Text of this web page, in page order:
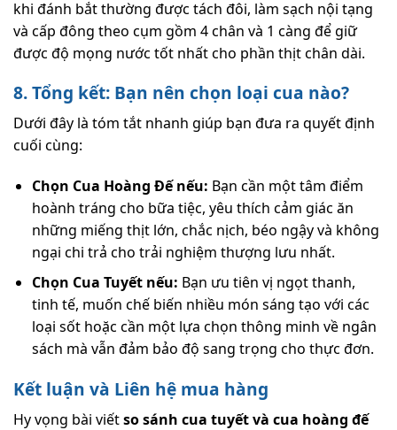
khi đánh bắt thường được tách đôi, làm sạch nội tạng
và cấp đông theo cụm gồm 4 chân và 1 càng để giữ
được độ mọng nước tốt nhất cho phần thịt chân dài.
8. Tổng kết: Bạn nên chọn loại cua nào?
Dưới đây là tóm tắt nhanh giúp bạn đưa ra quyết định
cuối cùng:
Chọn Cua Hoàng Đế nếu: Bạn cần một tâm điểm
hoành tráng cho bữa tiệc, yêu thích cảm giác ăn
những miếng thịt lớn, chắc nịch, béo ngậy và không
ngại chi trả cho trải nghiệm thượng lưu nhất.
Chọn Cua Tuyết nếu: Bạn ưu tiên vị ngọt thanh,
tinh tế, muốn chế biến nhiều món sáng tạo với các
loại sốt hoặc cần một lựa chọn thông minh về ngân
sách mà vẫn đảm bảo độ sang trọng cho thực đơn.
Kết luận và Liên hệ mua hàng
Hy vọng bài viếtso sánh cua tuyết và cua hoàng đế